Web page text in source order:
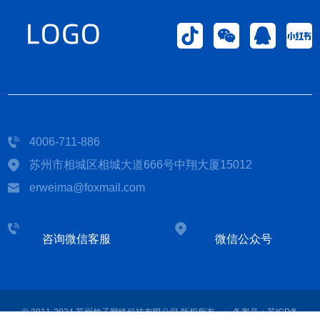
4006-711-886
苏州市相城区相城大道666号中翔大厦15012
erweima@foxmail.com
咨询微信客服 微信公众号
© 2011-2024 苏州竹子网络科技有限公司 版权所有 备案号：苏ICP备